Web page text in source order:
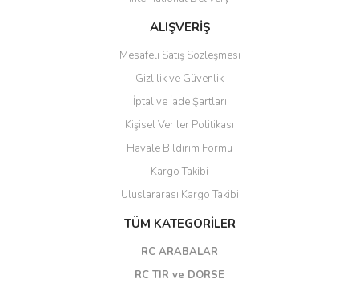
ALIŞVERİŞ
Mesafeli Satış Sözleşmesi
Gizlilik ve Güvenlik
İptal ve İade Şartları
Kişisel Veriler Politikası
Havale Bildirim Formu
Kargo Takibi
Uluslararası Kargo Takibi
TÜM KATEGORİLER
RC ARABALAR
RC TIR ve DORSE